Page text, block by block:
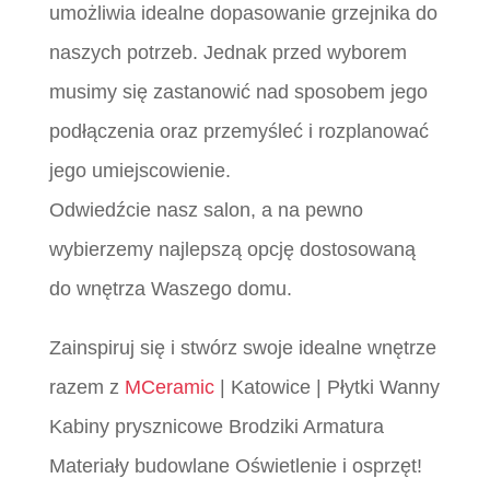
umożliwia idealne dopasowanie grzejnika do
naszych potrzeb. Jednak przed wyborem
musimy się zastanowić nad sposobem jego
podłączenia oraz przemyśleć i rozplanować
jego umiejscowienie.
Odwiedźcie nasz salon, a na pewno
wybierzemy najlepszą opcję dostosowaną
do wnętrza Waszego domu.
Zainspiruj się i stwórz swoje idealne wnętrze
razem z MCeramic| Katowice | Płytki Wanny
Kabiny prysznicowe Brodziki Armatura
Materiały budowlane Oświetlenie i osprzęt!